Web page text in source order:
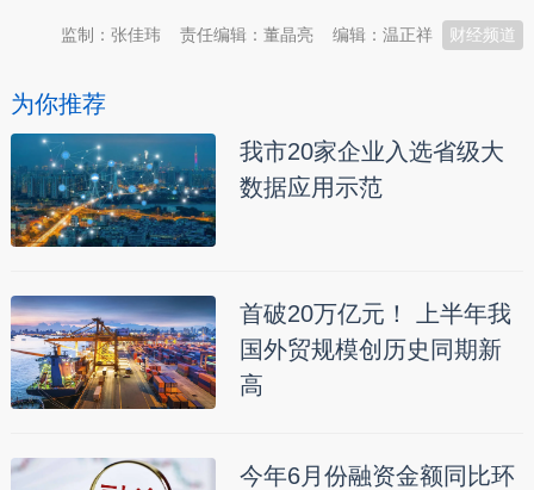
财经频道
编辑：温正祥
责任编辑：董晶亮
监制：张佳玮
为你推荐
我市20家企业入选省级大
数据应用示范
首破20万亿元！ 上半年我
国外贸规模创历史同期新
高
今年6月份融资金额同比环